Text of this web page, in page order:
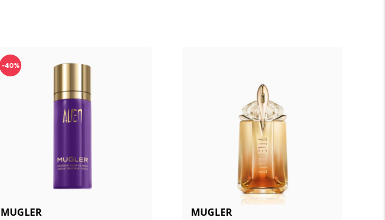
-40%
MUGLER MUGLER